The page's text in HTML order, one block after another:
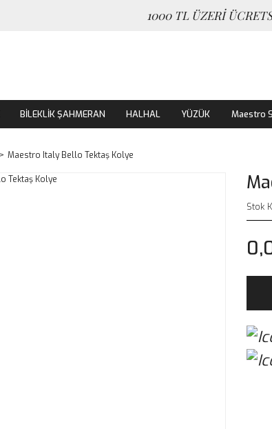
1000 TL ÜZERİ
BİLEKLİK ŞAHMERAN HALHAL YÜZÜK Maestro
Maestro Italy Bello Tektaş Kolye
Stok